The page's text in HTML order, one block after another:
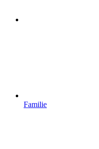
Familie